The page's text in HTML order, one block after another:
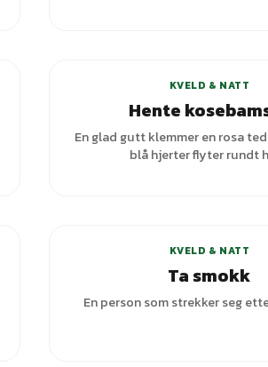
KVELD & NATT
Hente
En glad gutt klemmer en rosa
blå hjerter flyter rundt
KVELD & NATT
Ta smokk
En person som strekker seg